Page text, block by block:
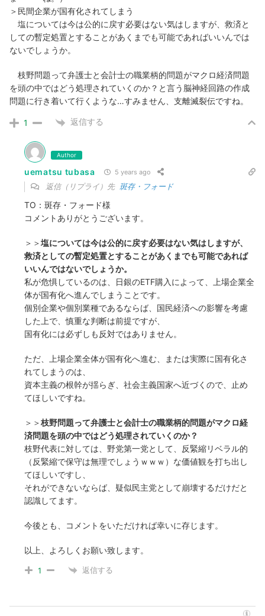
＞民間企業が国有化されてしまう
塩については今は公的に戻す必要はない気はしますが、救済と
しての暫定処置とすることがあくまでも可能であればいいんでは
ないでしょうか。
枝野問題って弁護士と会計士の職業柄的問題がマクロ経済問題
を頭の中ではどう処理されていくのか？と言う脳神経回路の作成
問題に行き着いて行くような…すみません、支離滅裂伝ですね。
1 返信する
Author
uematsu tubasa 5 years ago
返信（リプライ）先 斑存・フォード
TO：斑存・フォード様
コメントありがとうございます。
＞＞塩については今は公的に戻す必要はない気はしますが、
救済としての暫定処置とすることがあくまでも可能であれば
いいんではないでしょうか。
私が危惧しているのは、日銀のETF購入によって、上場企業全
体が国有化へ進んでしまうことです。
個別企業や個別業種であるならば、国民経済への影響を考慮
した上で、慎重な判断は前提ですが、
国有化には必ずしも反対ではありません。
ただ、上場企業全体が国有化へ進む、または実際に国有化さ
れてしまうのは、
資本主義の根幹が揺らぎ、社会主義国家へ近づくので、止め
てほしいですね。
＞＞枝野問題って弁護士と会計士の職業柄的問題がマクロ経
済問題を頭の中ではどう処理されていくのか？
枝野代表に対しては、野党第一党として、反緊縮リベラル的
（反緊縮で保守は無理でしょうｗｗｗ）な価値観を打ち出し
てほしいですし、
それができないならば、疑似民主党として崩壊するだけだと
認識してます。
今後とも、コメントをいただければ幸いに存じます。
以上、よろしくお願い致します。
1 返信する